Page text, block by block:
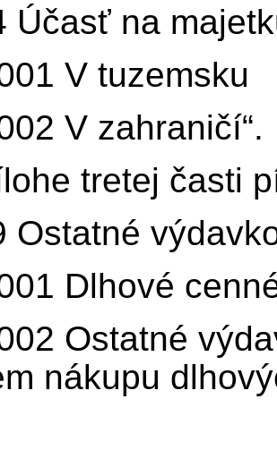
Účasť na
V tuzemsku
V zahraničí“.
tretej časti
Ostatné
Dlhové
Ostatné
nákupu